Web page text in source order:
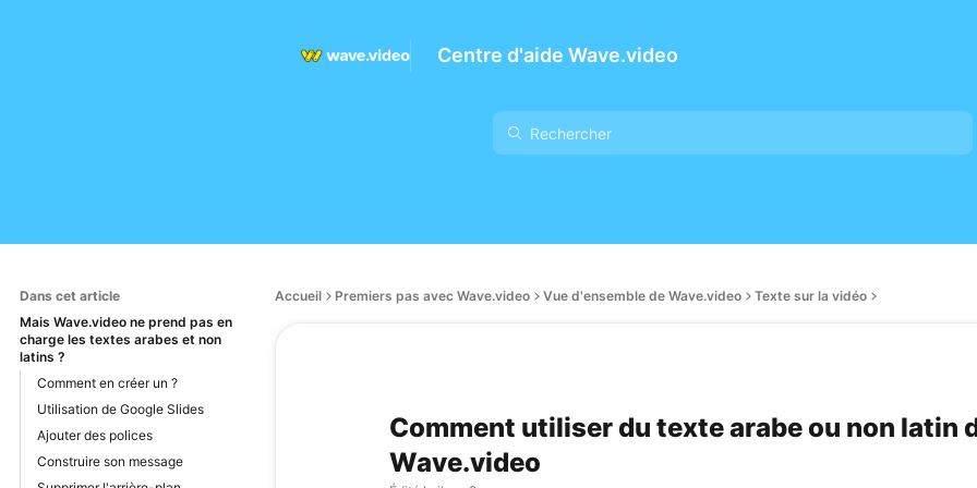
Centre d'aide Wave.video
Dans cet article
Mais Wave.video ne prend pas en
charge les textes arabes et non
latins ?
Comment en créer un ?
Utilisation de Google Slides
Ajouter des polices
Construire son message
Accueil Premiers pas avec Wave.video Vue d'ensemble de Wave.video Texte sur la vidéo
Comment utiliser du texte arabe ou non latin
Wave.video